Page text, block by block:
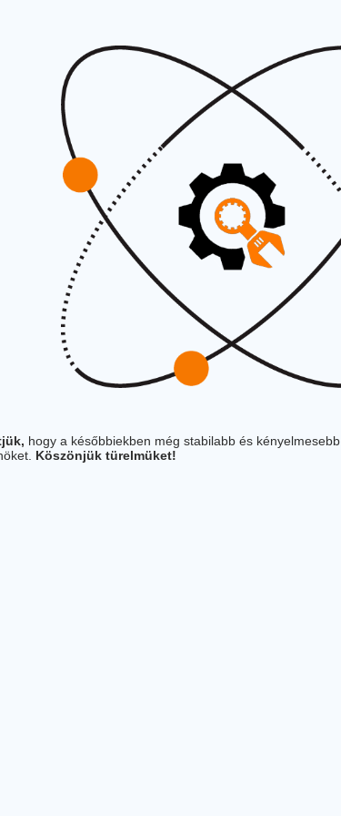
hogy a későbbiekben még stabilabb és kényelmesebb
Köszönjük türelmüket!